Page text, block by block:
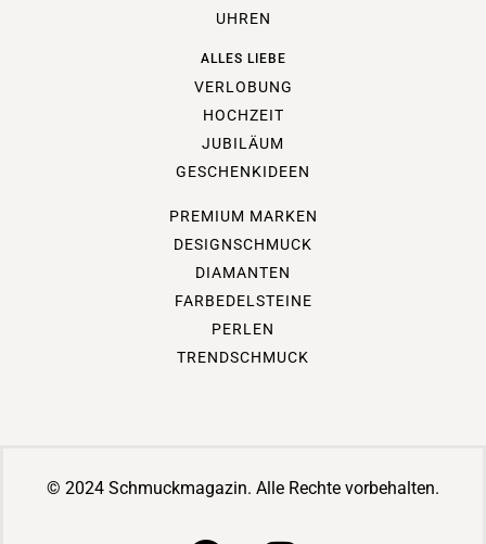
UHREN
ALLES LIEBE
VERLOBUNG
HOCHZEIT
JUBILÄUM
GESCHENKIDEEN
PREMIUM MARKEN
DESIGNSCHMUCK
DIAMANTEN
FARBEDELSTEINE
PERLEN
TRENDSCHMUCK
© 2024 Schmuckmagazin. Alle Rechte vorbehalten.